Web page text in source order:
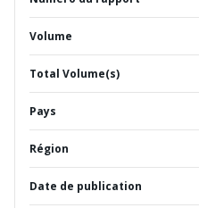
Volume
Total Volume(s)
Pays
Région
Date de publication